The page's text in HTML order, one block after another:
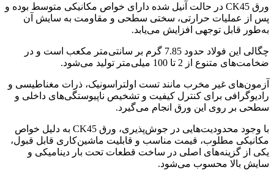
ورق CK45 در حالت آنیل شده دارای خواص مکانیکی متوسط بوده و
پس از عملیات حرارتی، سختی سطحی و مقاومت به سایش آن
به‌طور قابل توجهی افزایش می‌یابد.
چگالی این فولاد حدود 7.85 گرم بر سانتی‌متر مکعب است و در
ضخامت‌های متنوع از 2 تا 100 میلی‌متر تولید می‌شود.
آزمون‌های غیر مخرب مانند تست اولتراسونیک، ذرات مغناطیسی و
رادیوگرافی برای کنترل کیفیت و تشخیص ناپیوستگی‌های داخلی و
سطحی بر روی این ورق انجام می‌گیرد.
با وجود محدودیت‌هایی در جوش‌پذیری، ورق CK45 به دلیل خواص
مکانیکی مطلوب، قیمت مناسب و قابلیت ماشین‌کاری قابل قبول،
یکی از گزینه‌های اصلی در ساخت قطعات تحت بار دینامیکی و
سایش بالا محسوب می‌شود.